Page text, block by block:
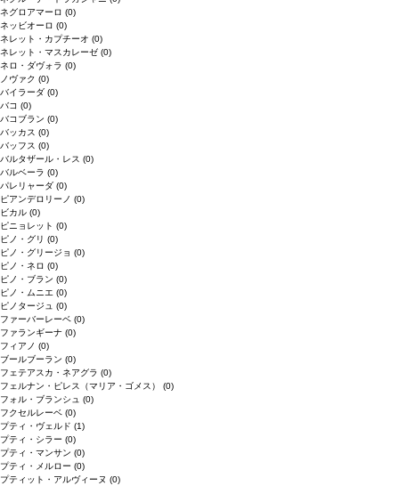
ネグロアマーロ (0)
ネッビオーロ (0)
ネレット・カプチーオ (0)
ネレット・マスカレーゼ (0)
ネロ・ダヴォラ (0)
ノヴァク (0)
バイラーダ (0)
バコ (0)
バコブラン (0)
バッカス (0)
バッフス (0)
バルタザール・レス (0)
バルベーラ (0)
パレリャーダ (0)
ピアンデロリーノ (0)
ビカル (0)
ピニョレット (0)
ピノ・グリ (0)
ピノ・グリージョ (0)
ピノ・ネロ (0)
ピノ・ブラン (0)
ピノ・ムニエ (0)
ピノタージュ (0)
ファーバーレーベ (0)
ファランギーナ (0)
フィアノ (0)
ブールブーラン (0)
フェテアスカ・ネアグラ (0)
フェルナン・ピレス（マリア・ゴメス） (0)
フォル・ブランシュ (0)
フクセルレーベ (0)
プティ・ヴェルド (1)
プティ・シラー (0)
プティ・マンサン (0)
プティ・メルロー (0)
プティット・アルヴィーヌ (0)